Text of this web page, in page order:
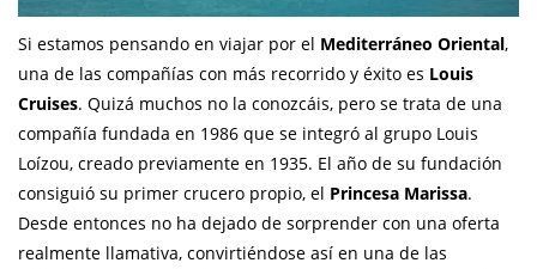
Si estamos pensando en viajar por el Mediterráneo Oriental,
una de las compañías con más recorrido y éxito es Louis
Cruises. Quizá muchos no la conozcáis, pero se trata de una
compañía fundada en 1986 que se integró al grupo Louis
Loízou, creado previamente en 1935. El año de su fundación
consiguió su primer crucero propio, el Princesa Marissa.
Desde entonces no ha dejado de sorprender con una oferta
realmente llamativa, convirtiéndose así en una de las